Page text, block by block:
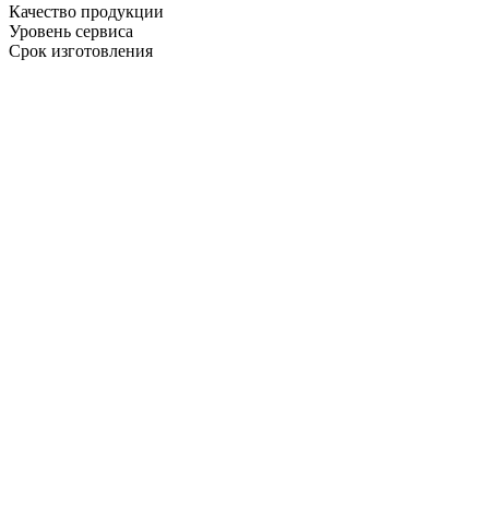
Качество продукции
Уровень сервиса
Срок изготовления